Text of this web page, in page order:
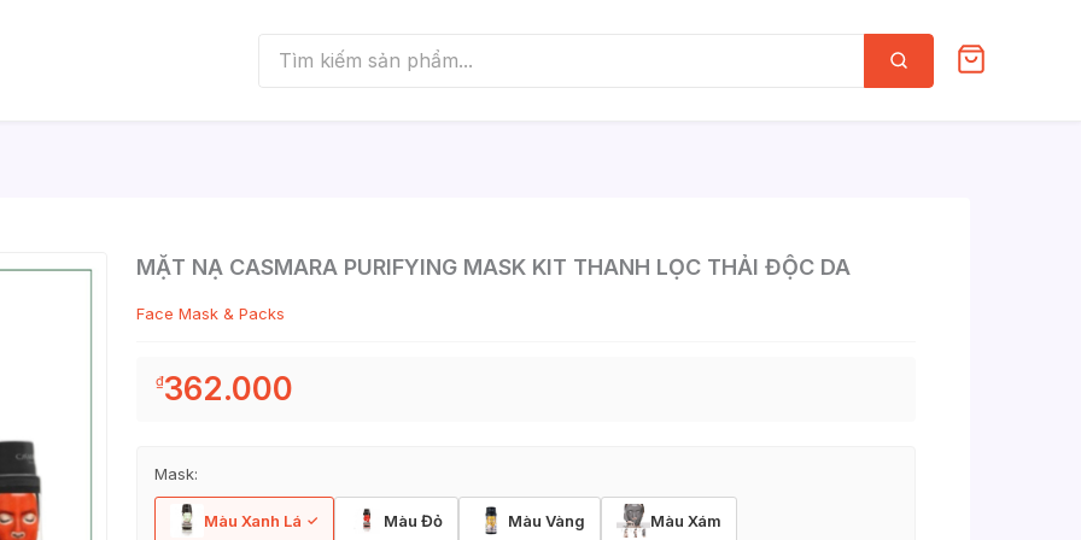
Tìm
kiếm
MẶT NẠ CASMARA PURIFYING MASK KIT THANH LỌC THẢI ĐỘC DA
Face Mask & Packs
₫362.000
Mask:
Màu Xanh Lá Màu Đỏ Màu Vàng Màu Xám